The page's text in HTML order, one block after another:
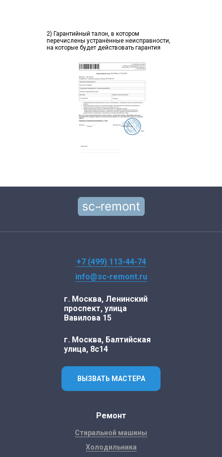
2) Гарантийный талон, в котором
перечислены устранённые неисправности,
на которые будет действовать гарантия
+7 (499) 113-44-74
info@sc-remont.ru
г. Москва, Ленинский
проспект, улица
Вавилова 15
г. Москва, Балтийская
улица, 8с14
ВЫЗВАТЬ МАСТЕРА
Ремонт
Стиральной машины
Холодильника